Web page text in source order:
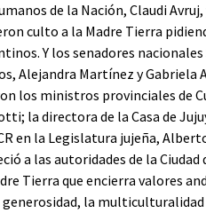
de la Nación, Claudi
culto a la Madre Tierra
Y los senadores
Alejandra Martínez y
los ministros provinciales de
la directora de la Casa de
en la Legislatura jujeña,
a las autoridades de la
Tierra que encierra valores
generosidad, la